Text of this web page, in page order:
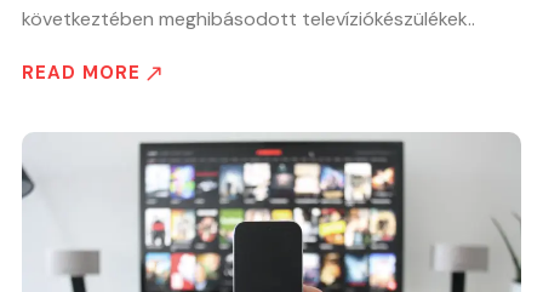
következtében meghibásodott televíziókészülékek..
READ MORE